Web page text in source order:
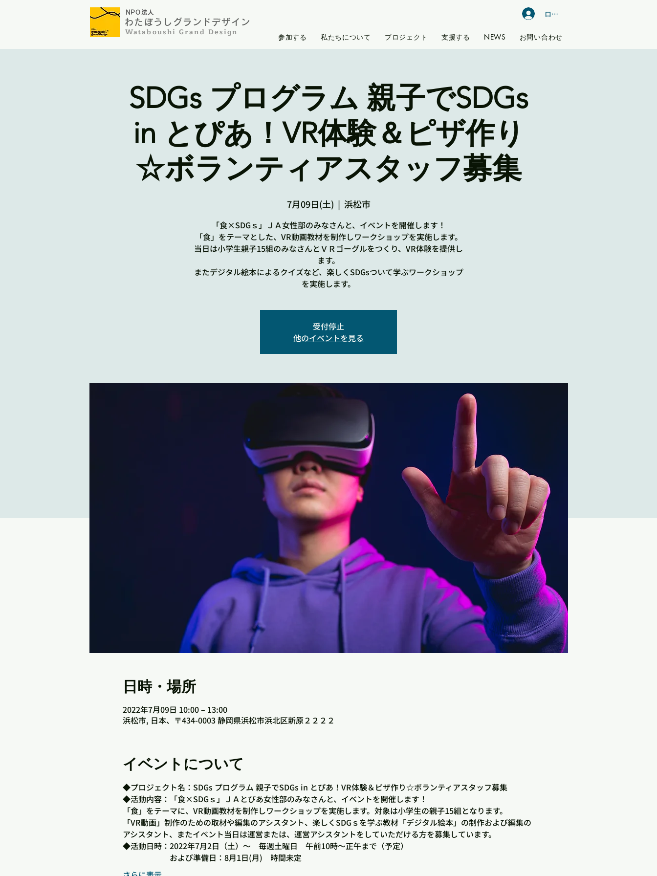
NPO法人
わたぼうしグランドデザイン​​​
​Wataboushi Grand Design
ログイン
参加する 私たちについて プロジェクト 支援する NEWS お問い合わせ
SDGs プログラム 親子でSDGs
in とぴあ！VR体験＆ピザ作り
☆ボランティアスタッフ募集
7月09日(土)
  |
浜松市
「食×SDGｓ」ＪＡ女性部のみなさんと、イベントを開催します！
「食」をテーマとした、VR動画教材を制作しワークショップを実施します。
当日は小学生親子15組のみなさんとＶＲゴーグルをつくり、VR体験を提供し
ます。
またデジタル絵本によるクイズなど、楽しくSDGsついて学ぶワークショップ
を実施します。
受付停止
他のイベントを見る
日時・場所
2022年7月09日 10:00 – 13:00
浜松市, 日本、〒434-0003 静岡県浜松市浜北区新原２２２２
イベントについて
◆プロジェクト名：SDGs プログラム 親子でSDGs in とぴあ！VR体験＆ピザ作り☆ボランティアスタッフ募集
◆活動内容：「食×SDGｓ」ＪＡとびあ女性部のみなさんと、イベントを開催します！
「食」をテーマに、VR動画教材を制作しワークショップを実施します。対象は小学生の親子15組となります。
「VR動画」制作のための取材や編集のアシスタント、楽しくSDGｓを学ぶ教材「デジタル絵本」の制作および編集の
アシスタント、またイベント当日は運営または、運営アシスタントをしていただける方を募集しています。
◆活動日時：2022年7月2日（土）～　毎週土曜日　午前10時～正午まで（予定）
および準備日：8月1日(月)　時間未定